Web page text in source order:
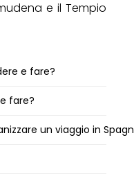
e il Tempio
e fare?
fare?
un viaggio in